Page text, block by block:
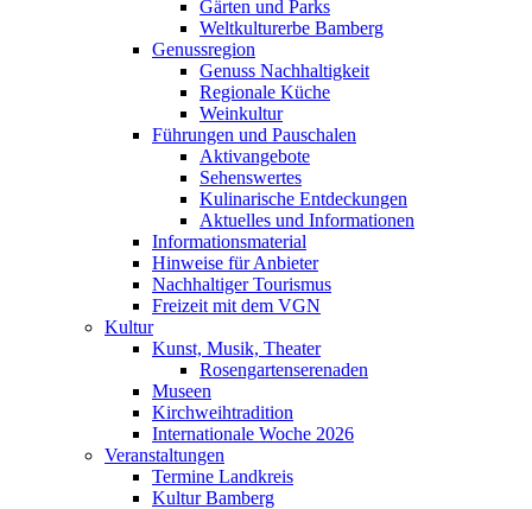
Gärten und Parks
Weltkulturerbe Bamberg
Genussregion
Genuss Nachhaltigkeit
Regionale Küche
Weinkultur
Führungen und Pauschalen
Aktivangebote
Sehenswertes
Kulinarische Entdeckungen
Aktuelles und Informationen
Informationsmaterial
Hinweise für Anbieter
Nachhaltiger Tourismus
Freizeit mit dem VGN
Kultur
Kunst, Musik, Theater
Rosengartenserenaden
Museen
Kirchweihtradition
Internationale Woche 2026
Veranstaltungen
Termine Landkreis
Kultur Bamberg